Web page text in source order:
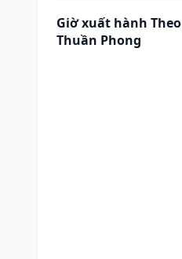
Giờ xuất hành
Thuần Phong